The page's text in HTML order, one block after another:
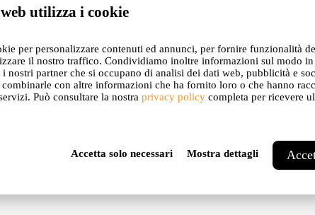
utilizza i cookie
per personalizzare contenuti ed annunci, per fornire funzionalità
il nostro traffico. Condividiamo inoltre informazioni sul modo
nostri partner che si occupano di analisi dei dati web, pubblicità e
con altre informazioni che ha fornito loro o che hanno
Può consultare la nostra privacy policy completa per ricevere
Accetta solo necessari Mostra dettagli